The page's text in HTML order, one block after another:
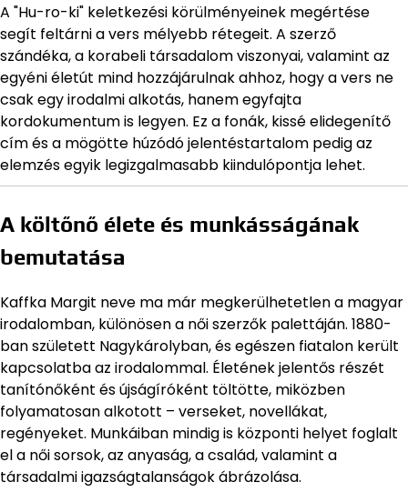
A "Hu-ro-ki" keletkezési körülményeinek megértése
segít feltárni a vers mélyebb rétegeit. A szerző
szándéka, a korabeli társadalom viszonyai, valamint az
egyéni életút mind hozzájárulnak ahhoz, hogy a vers ne
csak egy irodalmi alkotás, hanem egyfajta
kordokumentum is legyen. Ez a fonák, kissé elidegenítő
cím és a mögötte húzódó jelentéstartalom pedig az
elemzés egyik legizgalmasabb kiindulópontja lehet.
A költőnő élete és munkásságának
bemutatása
Kaffka Margit neve ma már megkerülhetetlen a magyar
irodalomban, különösen a női szerzők palettáján. 1880-
ban született Nagykárolyban, és egészen fiatalon került
kapcsolatba az irodalommal. Életének jelentős részét
tanítónőként és újságíróként töltötte, miközben
folyamatosan alkotott – verseket, novellákat,
regényeket. Munkáiban mindig is központi helyet foglalt
el a női sorsok, az anyaság, a család, valamint a
társadalmi igazságtalanságok ábrázolása.